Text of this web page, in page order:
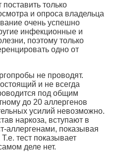
только
и опроса владельца
очень успешно
инфекционные и
поэтому только
одно от
не проводят.
и не всегда
под общим
до 20 аллергенов
усилий невозможно.
наркоза, вступают в
аллергенами, показывая
тест показывает
деле нет.